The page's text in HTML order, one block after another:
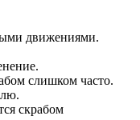
движениями.
слишком часто.
скрабом